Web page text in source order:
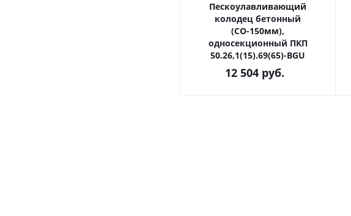
Пескоулавливающий
колодец бетонный
(СО-150мм),
односекционный ПКП
50.26,1(15).69(65)-BGU
12 504руб.